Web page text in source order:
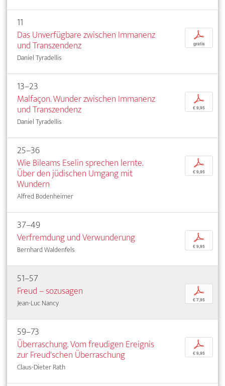
11
Das Unverfügbare zwischen Immanenz
und Transzendenz
Daniel Tyradellis
p
gratis
13–23
Malfaçon. Wunder zwischen Immanenz
und Transzendenz
Daniel Tyradellis
p
€ 9,95
25–36
Wie Bileams Eselin sprechen lernte.
Über den jüdischen Umgang mit
Wundern
Alfred Bodenheimer
p
€ 9,95
37–49
Verfremdung und Verwunderung
Bernhard Waldenfels
p
€ 9,95
51–57
Freud – sozusagen
Jean-Luc Nancy
p
€ 7,95
59–73
Überraschung. Vom freudigen Ereignis
zur Freud'schen Überraschung
Claus-Dieter Rath
p
€ 9,95